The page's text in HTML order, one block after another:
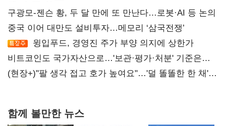
구광모-젠슨 황, 두 달 만에 또 만난다…로봇·AI 등 논의
중국 이어 대만도 설비투자…메모리 ‘삼국전쟁’
윙입푸드, 경영진 주가 부양 의지에 상한가
비트코인도 국가자산으로…'보관·평가·처분' 기준은
숙제
(현장+)"팔 생각 접고 호가 높여요"…'덜 똘똘한 한 채'
함께 볼만한 뉴스